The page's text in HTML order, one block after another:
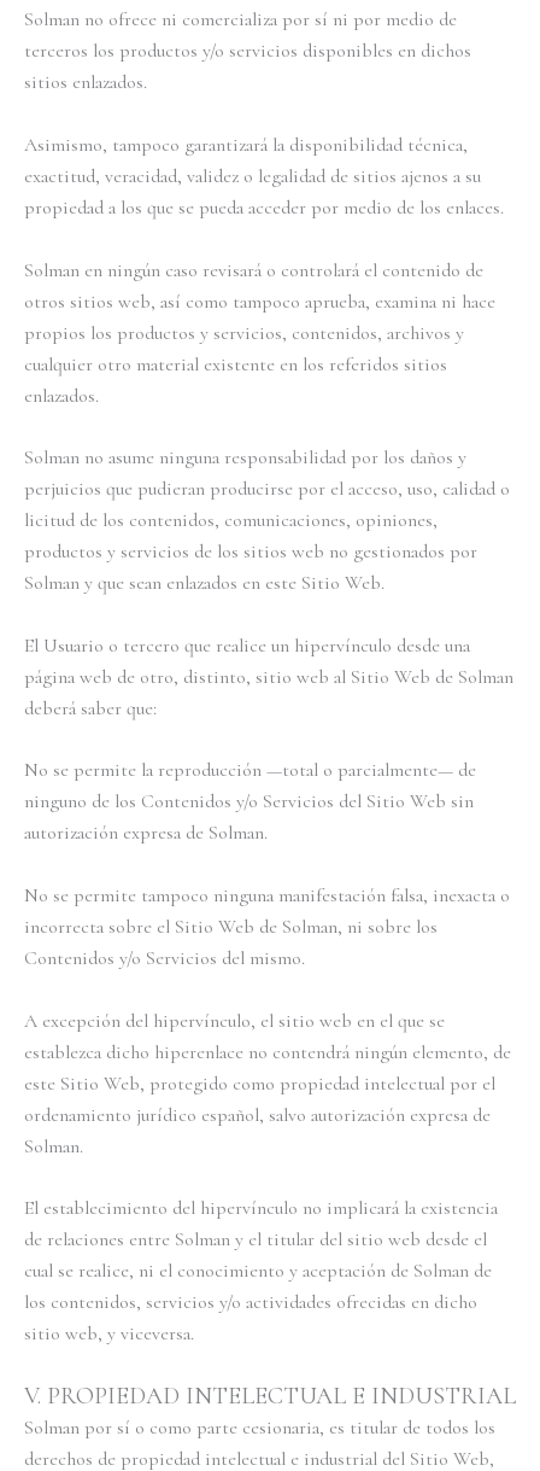
Solman no ofrece ni comercializa por sí ni por medio de
terceros los productos y/o servicios disponibles en dichos
sitios enlazados.
Asimismo, tampoco garantizará la disponibilidad técnica,
exactitud, veracidad, validez o legalidad de sitios ajenos a su
propiedad a los que se pueda acceder por medio de los enlaces.
Solman en ningún caso revisará o controlará el contenido de
otros sitios web, así como tampoco aprueba, examina ni hace
propios los productos y servicios, contenidos, archivos y
cualquier otro material existente en los referidos sitios
enlazados.
Solman no asume ninguna responsabilidad por los daños y
perjuicios que pudieran producirse por el acceso, uso, calidad o
licitud de los contenidos, comunicaciones, opiniones,
productos y servicios de los sitios web no gestionados por
Solman y que sean enlazados en este Sitio Web.
El Usuario o tercero que realice un hipervínculo desde una
página web de otro, distinto, sitio web al Sitio Web de Solman
deberá saber que:
No se permite la reproducción —total o parcialmente— de
ninguno de los Contenidos y/o Servicios del Sitio Web sin
autorización expresa de Solman.
No se permite tampoco ninguna manifestación falsa, inexacta o
incorrecta sobre el Sitio Web de Solman, ni sobre los
Contenidos y/o Servicios del mismo.
A excepción del hipervínculo, el sitio web en el que se
establezca dicho hiperenlace no contendrá ningún elemento, de
este Sitio Web, protegido como propiedad intelectual por el
ordenamiento jurídico español, salvo autorización expresa de
Solman.
El establecimiento del hipervínculo no implicará la existencia
de relaciones entre Solman y el titular del sitio web desde el
cual se realice, ni el conocimiento y aceptación de Solman de
los contenidos, servicios y/o actividades ofrecidas en dicho
sitio web, y viceversa.
V. PROPIEDAD INTELECTUAL E INDUSTRIAL
Solman por sí o como parte cesionaria, es titular de todos los
derechos de propiedad intelectual e industrial del Sitio Web,